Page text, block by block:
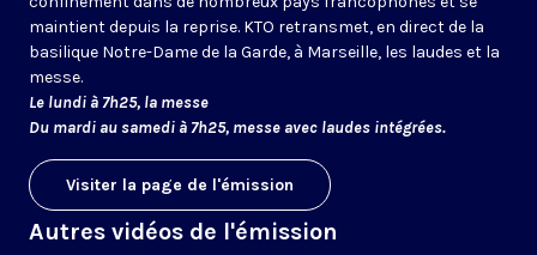
maintient depuis la reprise. KTO retransmet, en direct de la
basilique Notre-Dame de la Garde, à Marseille, les laudes et la
messe.
Le lundi à 7h25, la messe
Du mardi au samedi à 7h25, messe avec laudes intégrées.
Visiter la page de l'émission
Autres vidéos de l'émission